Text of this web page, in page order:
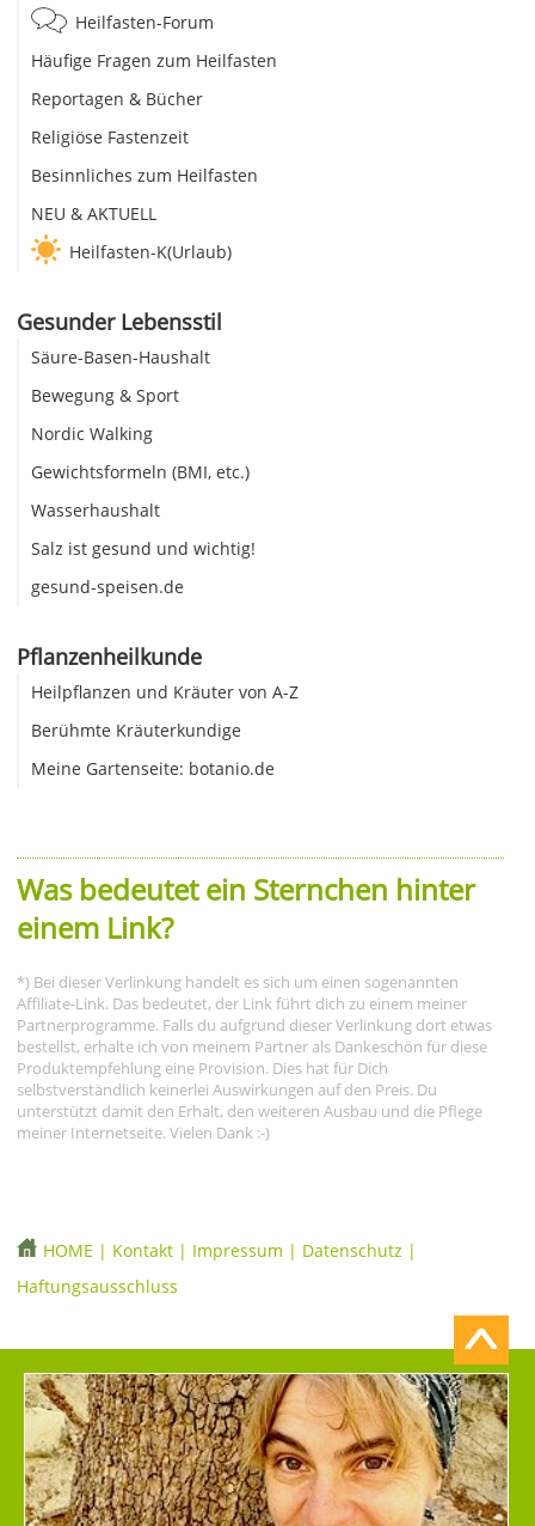
Heilfasten-Forum
Häufige Fragen zum Heilfasten
Reportagen & Bücher
Religiöse Fastenzeit
Besinnliches zum Heilfasten
NEU & AKTUELL
Heilfasten-K(Urlaub)
Gesunder Lebensstil
Säure-Basen-Haushalt
Bewegung & Sport
Nordic Walking
Gewichtsformeln (BMI, etc.)
Wasserhaushalt
Salz ist gesund und wichtig!
gesund-speisen.de
Pflanzenheilkunde
Heilpflanzen und Kräuter von A-Z
Berühmte Kräuterkundige
Meine Gartenseite: botanio.de
Was bedeutet ein Sternchen hinter
einem Link?
*) Bei dieser Verlinkung handelt es sich um einen sogenannten
Affiliate-Link. Das bedeutet, der Link führt dich zu einem meiner
Partnerprogramme. Falls du aufgrund dieser Verlinkung dort etwas
bestellst, erhalte ich von meinem Partner als Dankeschön für diese
Produktempfehlung eine Provision. Dies hat für Dich
selbstverständlich keinerlei Auswirkungen auf den Preis. Du
unterstützt damit den Erhalt, den weiteren Ausbau und die Pflege
meiner Internetseite. Vielen Dank :-)
HOME | Kontakt | Impressum | Datenschutz |
Haftungsausschluss